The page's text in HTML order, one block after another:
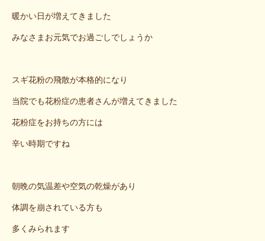
暖かい日が増えてきました
みなさまお元気でお過ごしでしょうか
スギ花粉の飛散が本格的になり
当院でも花粉症の患者さんが増えてきました
花粉症をお持ちの方には
辛い時期ですね
朝晩の気温差や空気の乾燥があり
体調を崩されている方も
多くみられます